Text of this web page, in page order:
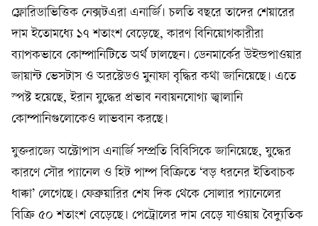
ফ্লোরিডাভিত্তিক নেক্সটএরা এনার্জি। চলতি বছরে তাদের শেয়ারের
দাম ইতোমধ্যে ১৭ শতাংশ বেড়েছে, কারণ বিনিয়োগকারীরা
ব্যাপকভাবে কোম্পানিটিতে অর্থ ঢালছেন। ডেনমার্কের উইন্ডপাওয়ার
জায়ান্ট ভেসটাস ও অরস্টেডও মুনাফা বৃদ্ধির কথা জানিয়েছে। এতে
স্পষ্ট হয়েছে, ইরান যুদ্ধের প্রভাব নবায়নযোগ্য জ্বালানি
কোম্পানিগুলোকেও লাভবান করছে।
যুক্তরাজ্যে অক্টোপাস এনার্জি সম্প্রতি বিবিসিকে জানিয়েছে, যুদ্ধের
কারণে সৌর প্যানেল ও হিট পাম্প বিক্রিতে ‘বড় ধরনের ইতিবাচক
ধাক্কা’ লেগেছে। ফেব্রুয়ারির শেষ দিক থেকে সোলার প্যানেলের
বিক্রি ৫০ শতাংশ বেড়েছে। পেট্রোলের দাম বেড়ে যাওয়ায় বৈদ্যুতিক